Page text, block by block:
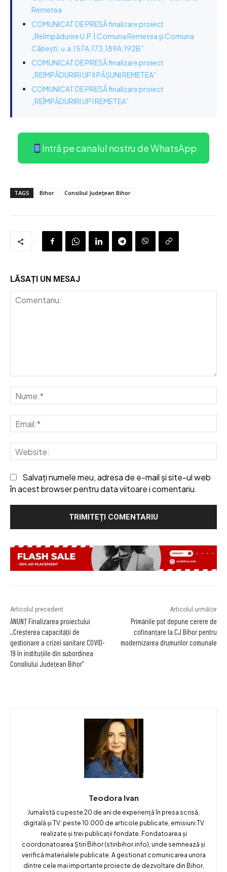
Remetea
COMUNICAT DE PRESĂ finalizare proiect
„Reîmpădurire U.P.1 Comuna Remetea și Comuna
Căbești, u.a.157A,173,189A,192B”
COMUNICAT DE PRESĂ finalizare proiect
„REIMPĂDURIRI UP II PĂȘUNI REMETEA”
COMUNICAT DE PRESĂ finalizare proiect
„REÎMPĂDURIRI UP I REMETEA”
Intră pe canalul nostru de WhatsApp
TAGS Bihor Consiliul Județean Bihor
LĂSAȚI UN MESAJ
Salvați numele meu, adresa de e-mail și site-ul web
în acest browser pentru data viitoare i comentariu.
Articolul precedent
ANUNȚ Finalizarea proiectului
,,Creșterea capacității de
gestionare a crizei sanitare COVID-
19 în instituțiile din subordinea
Consiliului Județean Bihor”
Articolul următor
Primăriile pot depune cerere de
cofinanțare la CJ Bihor pentru
modernizarea drumurilor comunale
Teodora Ivan
Jurnalistă cu peste 20 de ani de experiență în presa scrisă,
digitală și TV: peste 10.000 de articole publicate, emisiuni TV
realizate și trei publicații fondate. Fondatoarea și
coordonatoarea Știri Bihor (stiribihor.info), unde semnează și
verifică materialele publicate. A gestionat comunicarea unora
dintre cele mai importante proiecte de dezvoltare din Bihor,